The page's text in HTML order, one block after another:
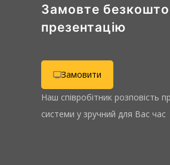
Замовте
презентацію
Замовити
Наш співробітник розповість
системи у зручний для Вас час